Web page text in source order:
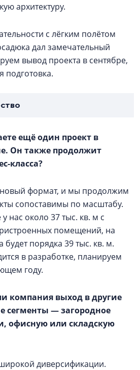
архитектуру.
с лёгким полётом
дал замечательный
вывод проекта в сентябре,
подготовка.
ещё один проект в
Он также продолжит
класса?
формат, и мы продолжим
сопоставимы по масштабу.
нас около 37 тыс. кв. м с
помещений, на
порядка 39 тыс. кв. м.
в разработке, планируем
году.
компания выход в другие
сегменты — загородное
офисную или складскую
диверсификации.